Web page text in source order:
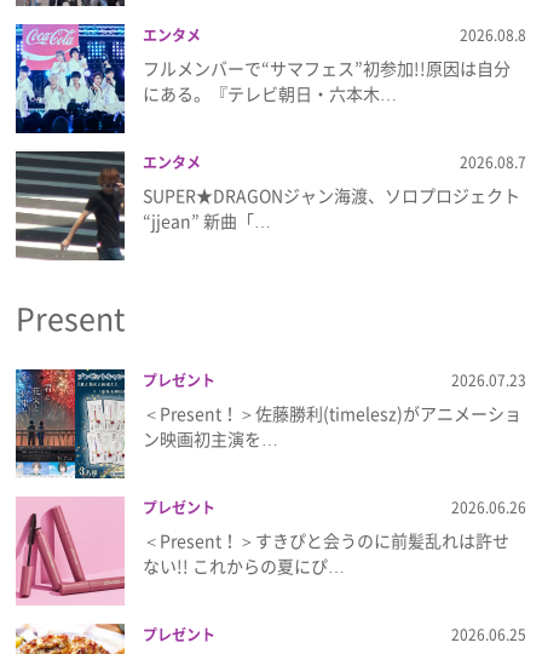
ランキング
Emo!miuとは？
免責事項
プライバシーポリシー
利用規約
お問い合わせ
エンタメ 2026.08.8
フルメンバーで“サマフェス”初参加!!原因は自分
にある。『テレビ朝日・六本木…
エンタメ 2026.08.7
SUPER★DRAGONジャン海渡、ソロプロジェクト
“jjean” 新曲「…
Present
プレゼント 2026.07.23
＜Present！＞佐藤勝利(timelesz)がアニメーショ
ン映画初主演を…
プレゼント 2026.06.26
＜Present！＞すきぴと会うのに前髪乱れは許せ
ない!! これからの夏にぴ…
プレゼント 2026.06.25